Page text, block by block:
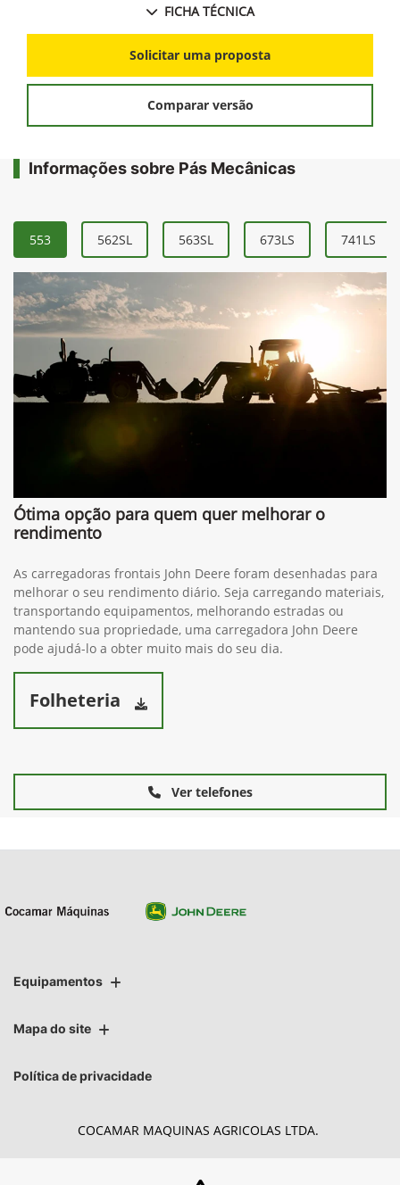
FICHA TÉCNICA
Solicitar uma proposta
Comparar versão
Informações sobre Pás Mecânicas
553 562SL 563SL 673LS 741LS
Ótima opção para quem quer melhorar o
rendimento
As carregadoras frontais John Deere foram desenhadas para
melhorar o seu rendimento diário. Seja carregando materiais,
transportando equipamentos, melhorando estradas ou
mantendo sua propriedade, uma carregadora John Deere
pode ajudá-lo a obter muito mais do seu dia.
Folheteria
Ver telefones
Equipamentos
Mapa do site
Política de privacidade
COCAMAR MAQUINAS AGRICOLAS LTDA.